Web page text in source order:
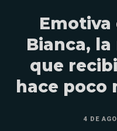
Emotiva
Bianca,
que
hace poco
4 DE